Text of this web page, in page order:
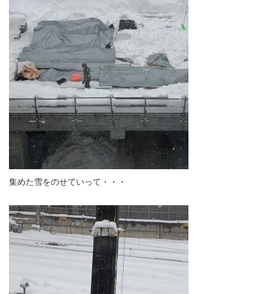
集めた雪をのせていって・・・